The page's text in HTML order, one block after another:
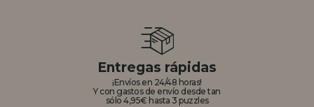
Entregas rápidas
¡Envíos en 24/48 horas!
Y con gastos de envío desde tan
sólo 4,95€ hasta 3 puzzles